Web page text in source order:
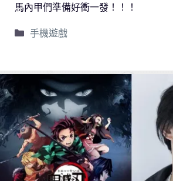
馬內甲們準備好衝一發！！！
手機遊戲